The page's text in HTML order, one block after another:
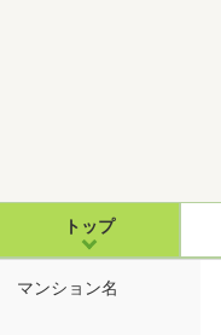
トップ
マンション名